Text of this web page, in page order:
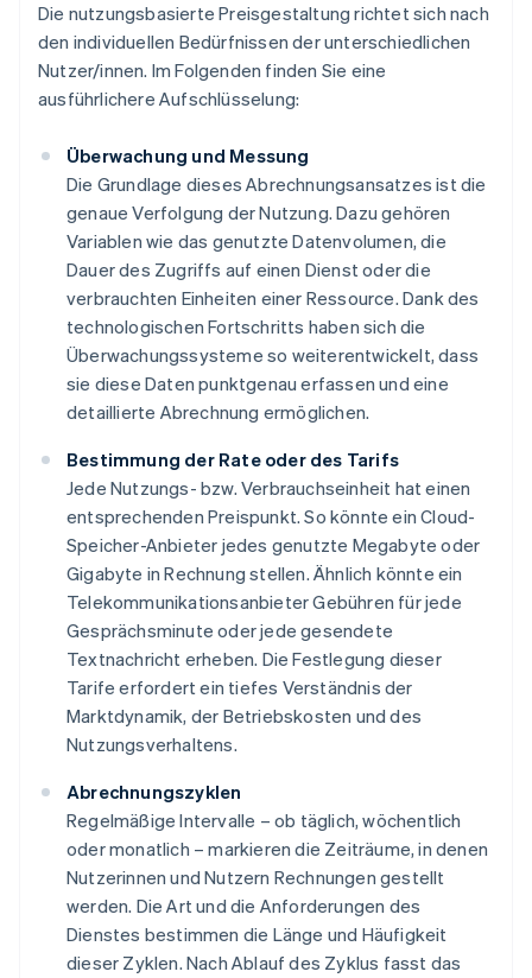
Die nutzungsbasierte Preisgestaltung richtet sich nach
den individuellen Bedürfnissen der unterschiedlichen
Nutzer/innen. Im Folgenden finden Sie eine
ausführlichere Aufschlüsselung:
Überwachung und Messung
Die Grundlage dieses Abrechnungsansatzes ist die
genaue Verfolgung der Nutzung. Dazu gehören
Variablen wie das genutzte Datenvolumen, die
Dauer des Zugriffs auf einen Dienst oder die
verbrauchten Einheiten einer Ressource. Dank des
technologischen Fortschritts haben sich die
Überwachungssysteme so weiterentwickelt, dass
sie diese Daten punktgenau erfassen und eine
detaillierte Abrechnung ermöglichen.
Bestimmung der Rate oder des Tarifs
Jede Nutzungs- bzw. Verbrauchseinheit hat einen
entsprechenden Preispunkt. So könnte ein Cloud-
Speicher-Anbieter jedes genutzte Megabyte oder
Gigabyte in Rechnung stellen. Ähnlich könnte ein
Telekommunikationsanbieter Gebühren für jede
Gesprächsminute oder jede gesendete
Textnachricht erheben. Die Festlegung dieser
Tarife erfordert ein tiefes Verständnis der
Marktdynamik, der Betriebskosten und des
Nutzungsverhaltens.
Abrechnungszyklen
Regelmäßige Intervalle – ob täglich, wöchentlich
oder monatlich – markieren die Zeiträume, in denen
Nutzerinnen und Nutzern Rechnungen gestellt
werden. Die Art und die Anforderungen des
Dienstes bestimmen die Länge und Häufigkeit
dieser Zyklen. Nach Ablauf des Zyklus fasst das